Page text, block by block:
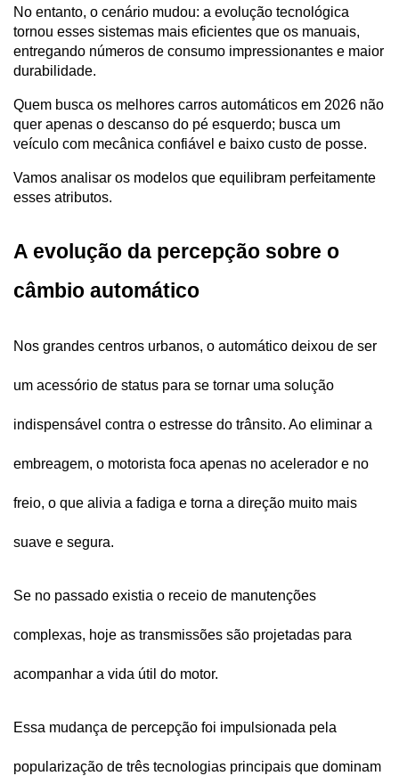
No entanto, o cenário mudou: a evolução tecnológica
tornou esses sistemas mais eficientes que os manuais,
entregando números de consumo impressionantes e maior
durabilidade.
Quem busca os melhores carros automáticos em 2026 não
quer apenas o descanso do pé esquerdo; busca um
veículo com mecânica confiável e baixo custo de posse.
Vamos analisar os modelos que equilibram perfeitamente
esses atributos.
A evolução da percepção sobre o
câmbio automático
Nos grandes centros urbanos, o automático deixou de ser
um acessório de status para se tornar uma solução
indispensável contra o estresse do trânsito. Ao eliminar a
embreagem, o motorista foca apenas no acelerador e no
freio, o que alivia a fadiga e torna a direção muito mais
suave e segura.
Se no passado existia o receio de manutenções
complexas, hoje as transmissões são projetadas para
acompanhar a vida útil do motor.
Essa mudança de percepção foi impulsionada pela
popularização de três tecnologias principais que dominam